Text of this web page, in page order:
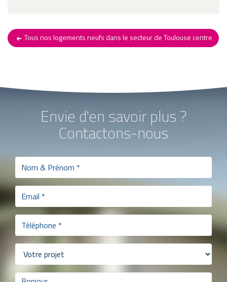
Tous nos logements neufs dans le secteur de Toulouse centre
Envie d'en savoir plus ?
Contactons-nous